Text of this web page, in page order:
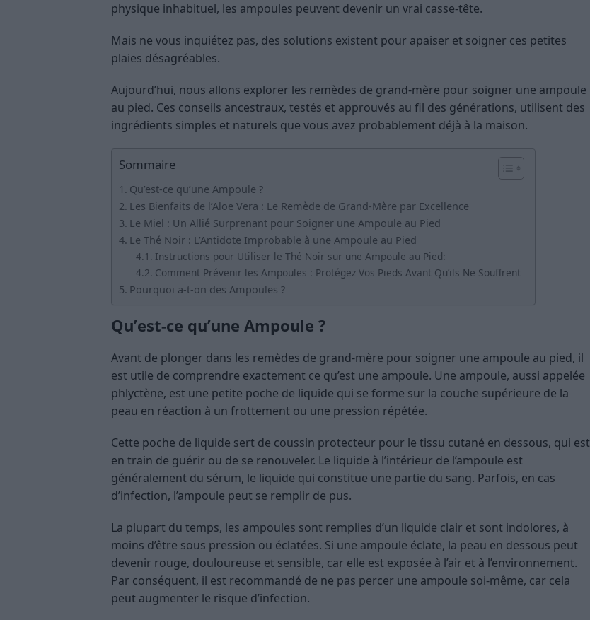
physique inhabituel, les ampoules peuvent devenir un vrai casse-tête.
Mais ne vous inquiétez pas, des solutions existent pour apaiser et soigner ces petites
plaies désagréables.
Aujourd’hui, nous allons explorer les remèdes de grand-mère pour soigner une ampoule
au pied. Ces conseils ancestraux, testés et approuvés au fil des générations, utilisent des
ingrédients simples et naturels que vous avez probablement déjà à la maison.
Sommaire
Qu’est-ce qu’une Ampoule ?
Les Bienfaits de l’Aloe Vera : Le Remède de Grand-Mère par Excellence
Le Miel : Un Allié Surprenant pour Soigner une Ampoule au Pied
Le Thé Noir : L’Antidote Improbable à une Ampoule au Pied
Instructions pour Utiliser le Thé Noir sur une Ampoule au Pied:
Comment Prévenir les Ampoules : Protégez Vos Pieds Avant Qu’ils Ne Souffrent
Pourquoi a-t-on des Ampoules ?
Qu’est-ce qu’une Ampoule ?
Avant de plonger dans les remèdes de grand-mère pour soigner une ampoule au pied, il
est utile de comprendre exactement ce qu’est une ampoule. Une ampoule, aussi appelée
phlyctène, est une petite poche de liquide qui se forme sur la couche supérieure de la
peau en réaction à un frottement ou une pression répétée.
Cette poche de liquide sert de coussin protecteur pour le tissu cutané en dessous, qui est
en train de guérir ou de se renouveler. Le liquide à l’intérieur de l’ampoule est
généralement du sérum, le liquide qui constitue une partie du sang. Parfois, en cas
d’infection, l’ampoule peut se remplir de pus.
La plupart du temps, les ampoules sont remplies d’un liquide clair et sont indolores, à
moins d’être sous pression ou éclatées. Si une ampoule éclate, la peau en dessous peut
devenir rouge, douloureuse et sensible, car elle est exposée à l’air et à l’environnement.
Par conséquent, il est recommandé de ne pas percer une ampoule soi-même, car cela
peut augmenter le risque d’infection.